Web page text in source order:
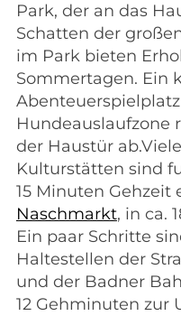
Park, der an das
Schatten der
im Park bieten
Sommertagen. Ein
Hundeauslaufzone
der Haustür
Kulturstätten sind
15 Minuten Gehzeit
Naschmarkt, in ca.
Ein paar Schritte
Haltestellen der
und der Badner
12 Gehminuten zur